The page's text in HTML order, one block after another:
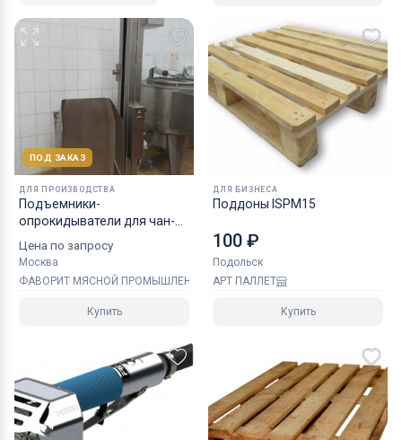
ПОД ЗАКАЗ
ДЛЯ ПРОИЗВОДСТВА
Подъемники-
опрокидыватели для чан-
Цена по запросу
Москва
ФАВОРИТ МЯСНОЙ ПРОМЫШЛЕННОСТИ
Купить
ДЛЯ БИЗНЕСА
Поддоны ISPM15
100 ₽
Подольск
АРТ ПАЛЛЕТ
Купить